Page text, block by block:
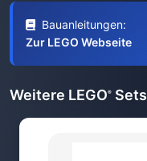
Bauanleitungen:
Zur LEGO Webseite
Weitere LEGO® Sets